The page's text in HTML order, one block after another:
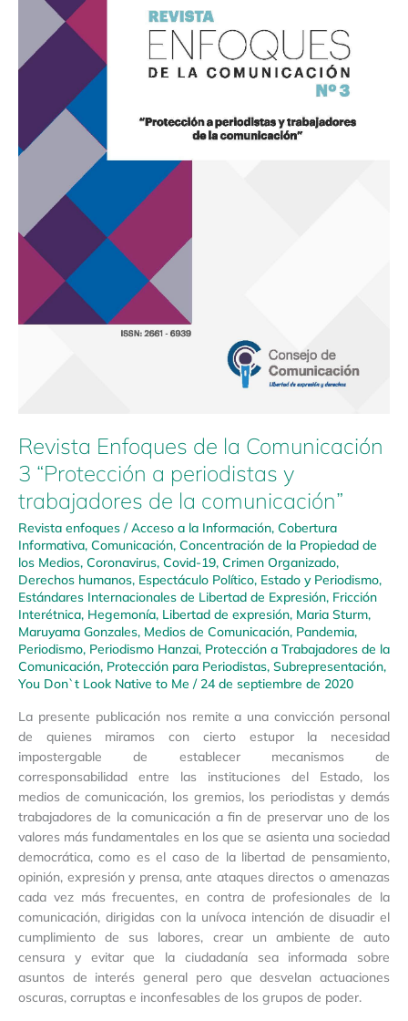
Revista Enfoques de la Comunicación
3 “Protección a periodistas y
trabajadores de la comunicación”
Revista enfoques /Acceso a la Información, Cobertura
Informativa, Comunicación, Concentración de la Propiedad de
los Medios, Coronavirus, Covid-19, Crimen Organizado,
Derechos humanos, Espectáculo Político, Estado y Periodismo,
Estándares Internacionales de Libertad de Expresión, Fricción
Interétnica, Hegemonía, Libertad de expresión, Maria Sturm,
Maruyama Gonzales, Medios de Comunicación, Pandemia,
Periodismo, Periodismo Hanzai, Protección a Trabajadores de la
Comunicación, Protección para Periodistas, Subrepresentación,
You Don`t Look Native to Me / 24 de septiembre de 2020
La presente publicación nos remite a una convicción personal
de quienes miramos con cierto estupor la necesidad
impostergable de establecer mecanismos de
corresponsabilidad entre las instituciones del Estado, los
medios de comunicación, los gremios, los periodistas y demás
trabajadores de la comunicación a fin de preservar uno de los
valores más fundamentales en los que se asienta una sociedad
democrática, como es el caso de la libertad de pensamiento,
opinión, expresión y prensa, ante ataques directos o amenazas
cada vez más frecuentes, en contra de profesionales de la
comunicación, dirigidas con la unívoca intención de disuadir el
cumplimiento de sus labores, crear un ambiente de auto
censura y evitar que la ciudadanía sea informada sobre
asuntos de interés general pero que desvelan actuaciones
oscuras, corruptas e inconfesables de los grupos de poder.
“Protección
periodistas
trabajadores
la
comunicación”